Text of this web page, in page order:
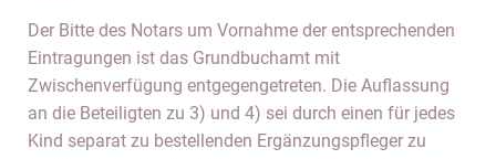
Der Bitte des Notars um Vornahme der entsprechenden
Eintragungen ist das Grundbuchamt mit
Zwischenverfügung entgegengetreten. Die Auflassung
an die Beteiligten zu 3) und 4) sei durch einen für jedes
Kind separat zu bestellenden Ergänzungspfleger zu